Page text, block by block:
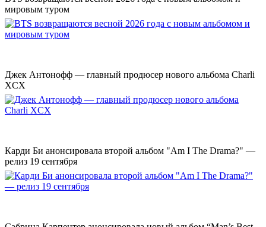
мировым туром
Джек Антонофф — главный продюсер нового альбома Charli
XCX
Карди Би анонсировала второй альбом "Am I The Drama?" —
релиз 19 сентября